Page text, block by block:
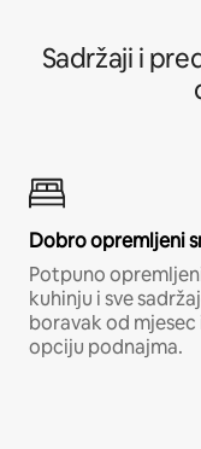
Sadržaji i
Dobro opremljeni
Potpuno
kuhinju i sve
boravak od mjesec
opciju podnajma.